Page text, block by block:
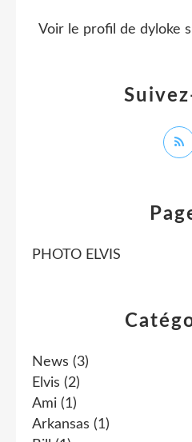
News (3)
Elvis (2)
Ami (1)
Arkansas (1)
PHOTO ELVIS
Voir le profil de dyloke